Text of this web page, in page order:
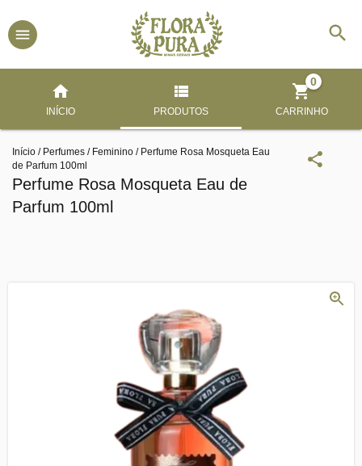
INÍCIO PRODUTOS CARRINHO
0
Início / Perfumes / Feminino / Perfume Rosa Mosqueta Eau
de Parfum 100ml
Perfume Rosa Mosqueta Eau de
Parfum 100ml